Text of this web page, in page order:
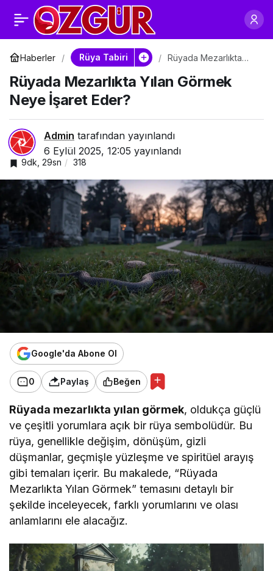
Haberler Rüya Tabiri
Rüyada Mezarlıkta
İşaret Eder?
Rüyada Mezarlıkta Yılan Görmek
Neye İşaret Eder?
Admin tarafından yayınlandı
6 Eylül 2025, 12:05 yayınlandı
9dk, 29sn 318
Google'da Abone Ol
0 Paylaş Beğen
Rüyada mezarlıkta yılan görmek, oldukça güçlü
ve çeşitli yorumlara açık bir rüya sembolüdür. Bu
rüya, genellikle değişim, dönüşüm, gizli
düşmanlar, geçmişle yüzleşme ve spiritüel arayış
gibi temaları içerir. Bu makalede, “Rüyada
Mezarlıkta Yılan Görmek” temasını detaylı bir
şekilde inceleyecek, farklı yorumlarını ve olası
anlamlarını ele alacağız.
Rüyada Yılan
Yakalamak Ne
Anlama Gelir?
Paylaş